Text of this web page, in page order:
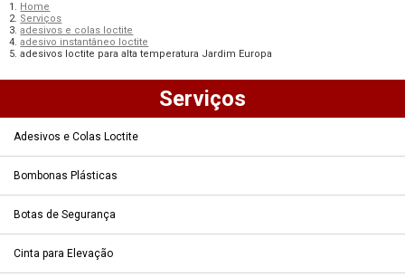
Home
Serviços
adesivos e colas loctite
adesivo instantâneo loctite
adesivos loctite para alta temperatura Jardim Europa
Serviços
Adesivos e Colas Loctite
Bombonas Plásticas
Botas de Segurança
Cinta para Elevação